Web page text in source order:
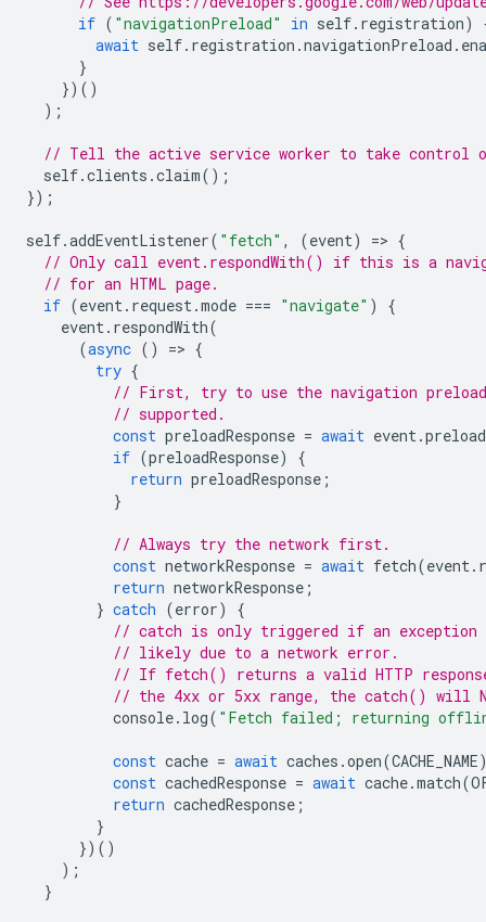
if ( "navigationPreload" in self. registration)
await self. registration .navigationPreload .
}
})()
);
// Tell the active service worker to take control
self.clients .claim();
});
self.addEventListener( "fetch" , (event) => {
// Only call event.respondWith() if this is a
// for an HTML page.
if (event . request .mode === "navigate" )
{
event . respondWith(
(async () => {
try {
// First, try to use the navigation
// supported.
const preloadResponse = await event .
if (preloadResponse)
{
return preloadResponse ;
}
// Always try the network first.
const networkResponse = await fetch(event .
return networkResponse ;
} catch (error)
{
// catch is only triggered if an exception
// likely due to a network error.
// If fetch() returns a valid HTTP
// the 4xx or 5xx range, the catch() will
console. log( "Fetch failed; returning
const cache = await caches .open(CACHE_NAME
const cachedResponse = await cache.match(
return cachedResponse ;
}
})()
);
}